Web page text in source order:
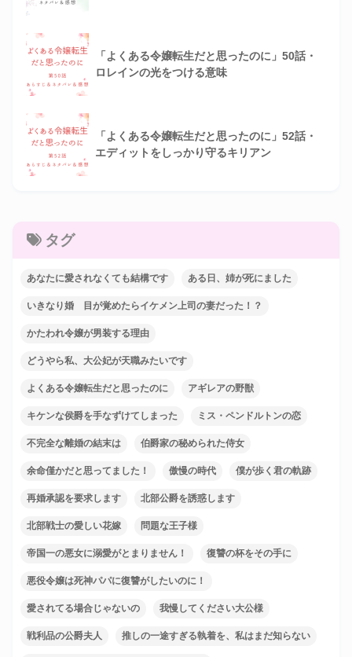
「よくある令嬢転生だと思ったのに」50話・
ロレインの光をつける意味
「よくある令嬢転生だと思ったのに」52話・
エディットをしっかり守るキリアン
タグ
あなたに愛されなくても結構です ある日、姉が死にました
いきなり婚 目が覚めたらイケメン上司の妻だった！？
かたわれ令嬢が男装する理由
どうやら私、大公妃が天職みたいです
よくある令嬢転生だと思ったのに アギレアの野獣
キケンな侯爵を手なずけてしまった ミス・ペンドルトンの恋
不完全な離婚の結末は 伯爵家の秘められた侍女
余命僅かだと思ってました！ 傲慢の時代 僕が歩く君の軌跡
再婚承認を要求します 北部公爵を誘惑します
北部戦士の愛しい花嫁 問題な王子様
帝国一の悪女に溺愛がとまりません！ 復讐の杯をその手に
悪役令嬢は死神パパに復讐がしたいのに！
愛されてる場合じゃないの 我慢してください大公様
戦利品の公爵夫人 推しの一途すぎる執着を、私はまだ知らない